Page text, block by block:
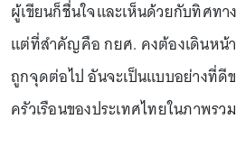
ผู้เขียนก็ชื่นใจและเห็นด้วยกับทิศทา
แต่ที่สำคัญคือ กยศ. คงต้องเดินหน้
ถูกจุดต่อไป อันจะเป็นแบบอย่างที่
ครัวเรือนของประเทศไทยในภาพรว